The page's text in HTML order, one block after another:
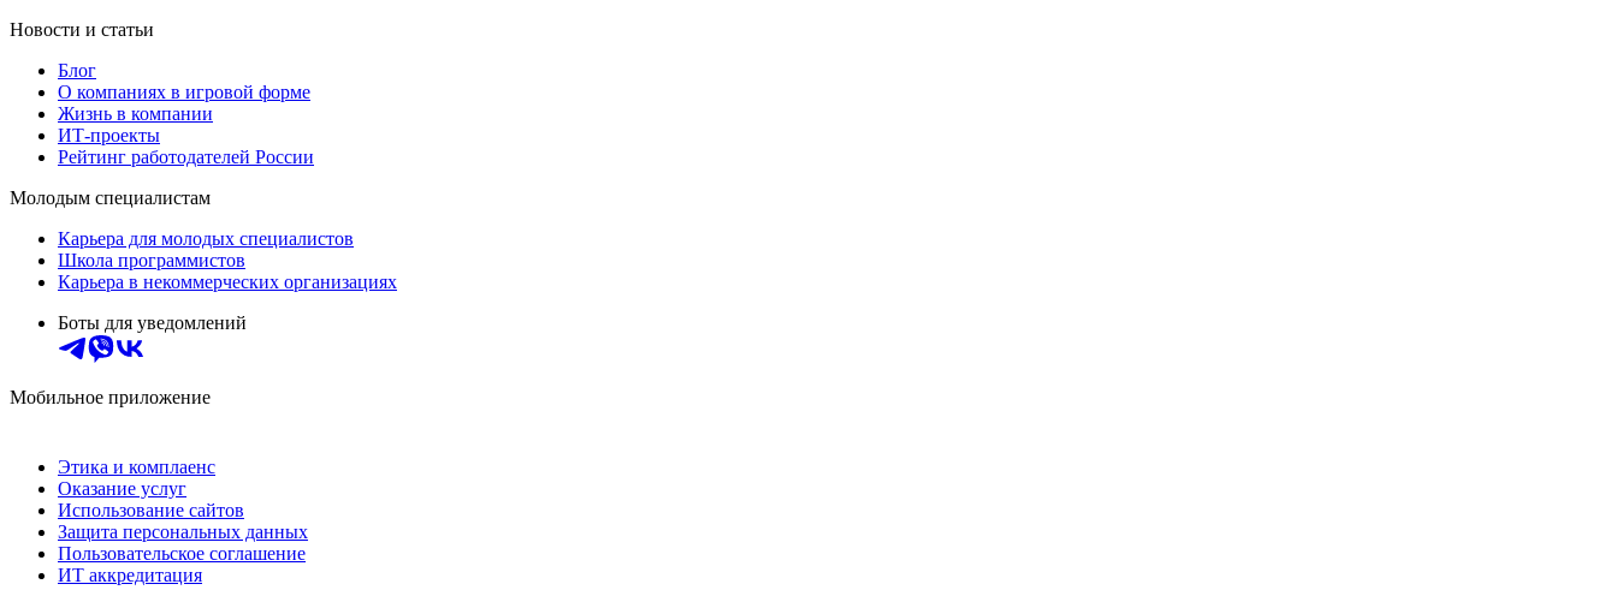
Новости и статьи
Блог
О компаниях в игровой форме
Жизнь в компании
ИТ-проекты
Рейтинг работодателей России
Молодым специалистам
Карьера для молодых специалистов
Школа программистов
Карьера в некоммерческих организациях
Боты для уведомлений
Мобильное приложение
Этика и комплаенс
Оказание услуг
Использование сайтов
Защита персональных данных
Пользовательское соглашение
ИТ аккредитация